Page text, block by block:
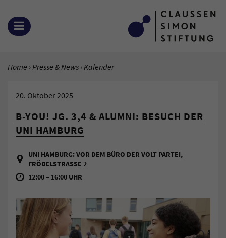
Zum Inhalt springen
MENÜ ÖFFNEN
SIE BEFINDEN SICH HIER:
Home Presse & News Aktuelle Seite:
Kalender
20. Oktober 2025
B-YOU! JG. 3,4 & ALUMNI: BESUCH DER
UNI HAMBURG
UNI HAMBURG: VOR DEM BÜRO DER VOLT PARTEI,
FRÖBELSTRASSE 2
12:00 – 16:00 UHR